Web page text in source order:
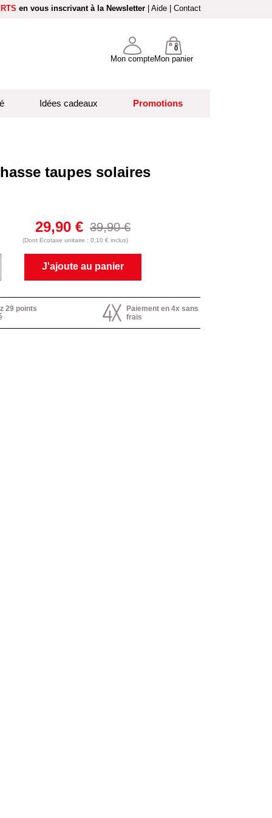
en vous inscrivant à la Newsletter Aide Contact
Mon compteMon panier
0
Idées cadeaux Promotions
taupes solaires
29,90 € 39,90 €
(Dont Ecotaxe unitaire : 0,10 € inclus)
J'ajoute au panier
29 points
Paiement en 4x sans
frais